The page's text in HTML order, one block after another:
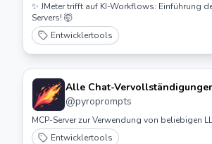
✨ JMeter trifft auf KI-Workflows: Einführung
Servers! 🤯
Entwicklertools
Alle Chat-
Server
@pyroprompts
MCP-Server zur Verwendung von beliebigen
Entwicklertools